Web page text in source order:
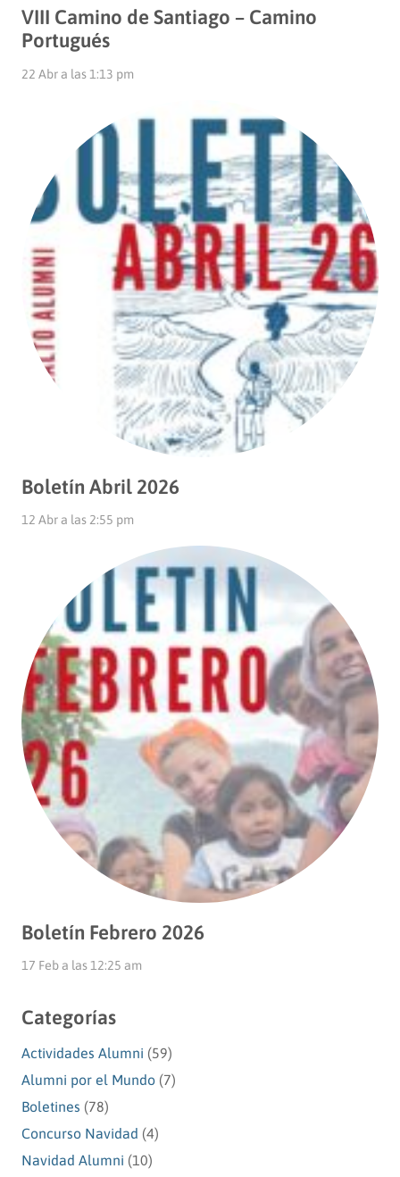
VIII Camino de Santiago – Camino
Portugués
22 Abr a las 1:13 pm
Boletín Abril 2026
12 Abr a las 2:55 pm
Boletín Febrero 2026
17 Feb a las 12:25 am
Categorías
Actividades Alumni (59)
Alumni por el Mundo (7)
Boletines (78)
Concurso Navidad (4)
Navidad Alumni (10)